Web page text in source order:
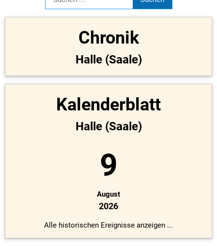
Chronik
Halle (Saale)
Kalenderblatt
Halle (Saale)
9
August
2026
Alle historischen Ereignisse anzeigen ...